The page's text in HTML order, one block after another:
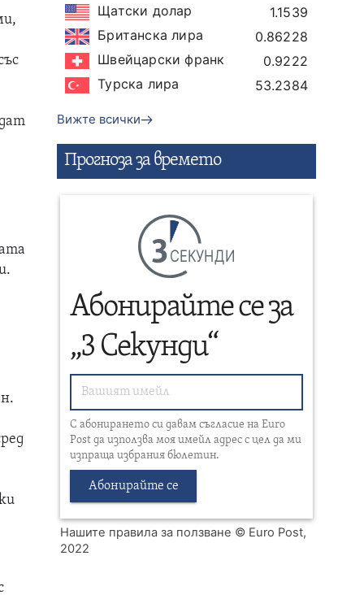
Щатски долар
1.1539
Британска лира
0.86228
Швейцарски франк
0.9222
Турска лира
53.2384
Вижте всички
Прогнозa за времето
СЕКУНДИ
Абонирайте се за
„3 Секунди“
С абонирането си давам съгласие на Euro
Post да използва моя имейл адрес с цел да ми
изпраща избрания бюлетин.
Абонирайте се
Нашите правила за ползване © Euro Post,
2022